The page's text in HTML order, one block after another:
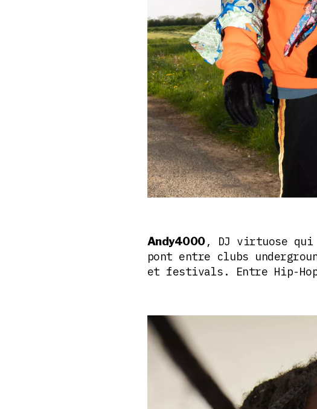
Andy4000, DJ virtuose
pont entre clubs
et festivals. Entre Hip-